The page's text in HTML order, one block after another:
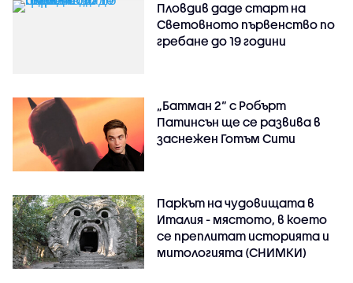
Пловдив даде старт на
Световното първенство по
гребане до 19 години
„Батман 2“ с Робърт
Патинсън ще се развива в
заснежен Готъм Сити
Паркът на чудовищата в
Италия - мястото, в което
се преплитат историята и
митологията (СНИМКИ)